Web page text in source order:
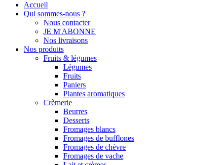
Accueil
Qui sommes-nous ?
Nous contacter
JE M'ABONNE
Nos livraisons
Nos produits
Fruits & légumes
Légumes
Fruits
Paniers
Plantes aromatiques
Crèmerie
Beurres
Desserts
Fromages blancs
Fromages de bufflones
Fromages de chèvre
Fromages de vache